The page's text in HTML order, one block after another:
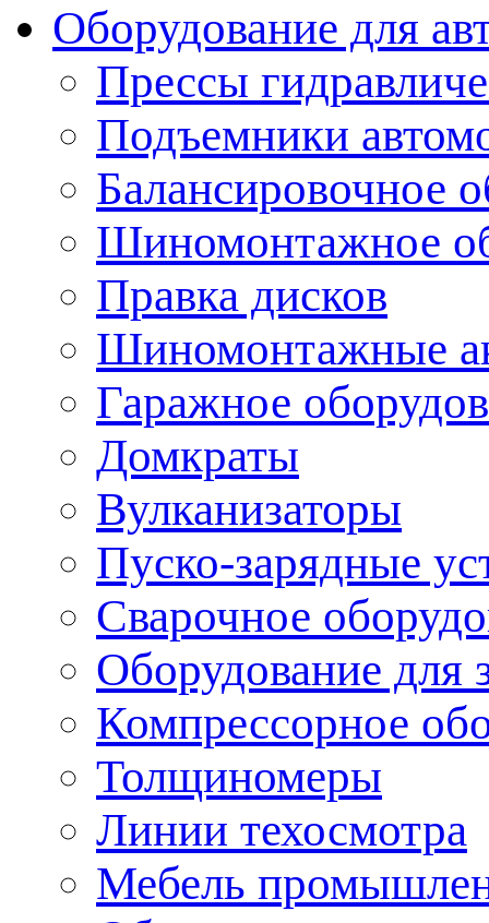
Оборудование для
Прессы
Подъемники
Балансировочное
Шиномонтажное
Правка дисков
Шиномонтажные
Гаражное
Домкраты
Вулканизаторы
Пуско-зарядные
Сварочное
Оборудование для
Компрессорное
Толщиномеры
Линии техосмотра
Мебель